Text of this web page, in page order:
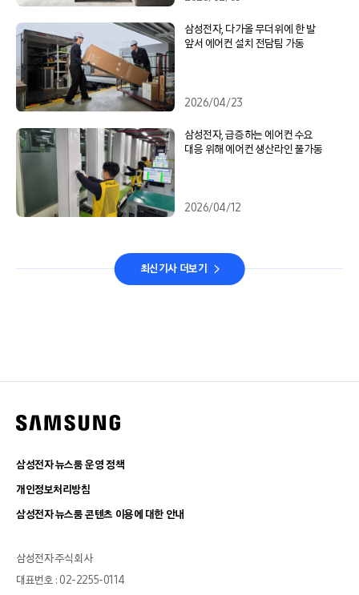
삼성전자, 다가올 무더위에 한 발
앞서 에어컨 설치 전담팀 가동
2026/04/23
삼성전자, 급증하는 에어컨 수요
대응 위해 에어컨 생산라인 풀가동
2026/04/12
최신기사 더보기
삼성전자 뉴스룸 운영 정책
개인정보처리방침
삼성전자 뉴스룸 콘텐츠 이용에 대한 안내
삼성전자 주식회사
대표번호 : 02-2255-0114